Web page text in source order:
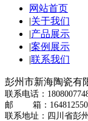
网站首页
|关于我们
|产品展示
|案例展示
|联系我们
彭州市新海陶瓷有
联系电话：
邮 箱：
联系地址：四川省彭